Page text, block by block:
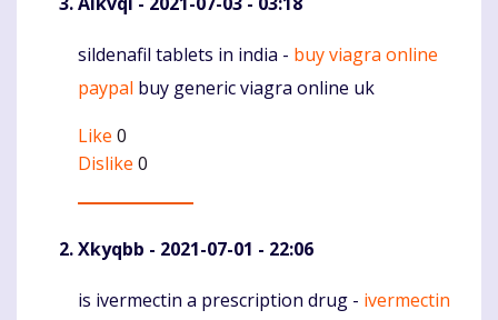
Komentaras
sildenafil tablets in india - buy viagra online
paypal buy generic viagra online uk
Like 0
Dislike 0
Xkyqbb - 2021-07-01 - 22:06
Komentaras
is ivermectin a prescription drug - ivermectin